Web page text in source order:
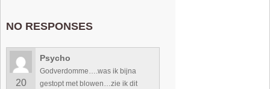
NO RESPONSES
20
Psycho
Godverdomme….was ik bijna
gestopt met blowen…zie ik dit